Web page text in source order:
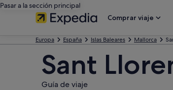
Pasar a la sección principal
Comprar viaje
Europa España Islas Baleares Mallorca
Sant
Guía de viaje